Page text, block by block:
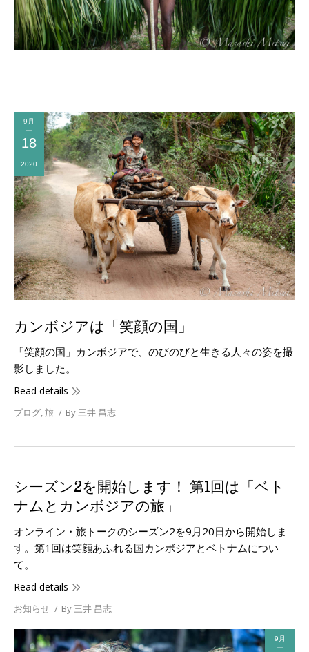
9月
18
2020
カンボジアは「笑顔の国」
「笑顔の国」カンボジアで、のびのびと生きる人々の姿を撮
影しました。
Read details
ブログ,旅 By 三井 昌志
シーズン2を開始します！ 第1回は「ベト
ナムとカンボジアの旅」
オンライン・旅トークのシーズン2を9月20日から開始しま
す。第1回は笑顔あふれる国カンボジアとベトナムについ
て。
Read details
お知らせ By 三井 昌志
9月